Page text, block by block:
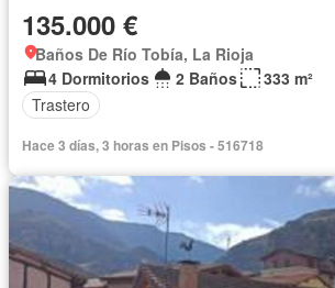
135.000 €
Baños De Río Tobía, La Rioja
4 Dormitorios
2 Baños
333 m²
Trastero
Hace 3 días, 3 horas en Pisos - 516718